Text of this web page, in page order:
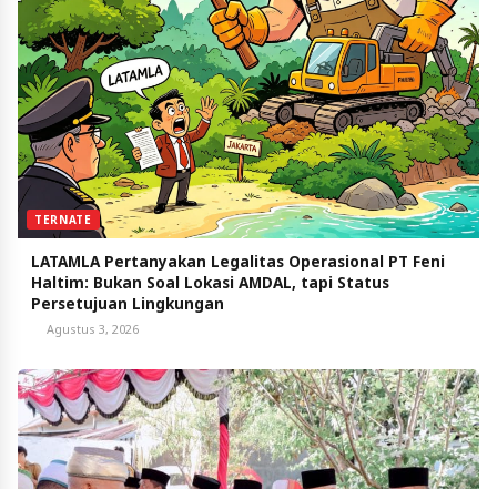
TERNATE
LATAMLA Pertanyakan Legalitas Operasional PT Feni
Haltim: Bukan Soal Lokasi AMDAL, tapi Status
Persetujuan Lingkungan
Agustus 3, 2026